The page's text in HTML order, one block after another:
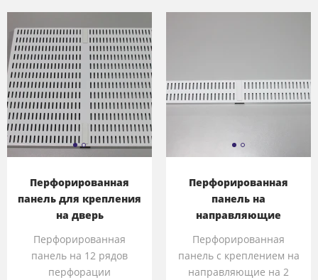
Перфорированная
панель для крепления
на дверь
Перфорированная
панель на 12 рядов
перфорации
Перфорированная
панель на
направляющие
Перфорированная
панель с креплением на
направляющие на 2